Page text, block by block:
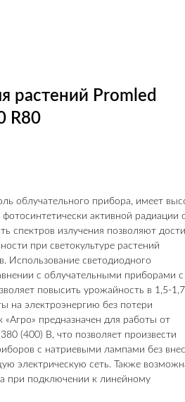
растений Promled
R80
облучательного прибора, имеет
активной радиации
спектров излучения позволяют
при светокультуре растений
Использование светодиодного
с облучательными приборами с
повысить урожайность в 1,5-1,7
на электроэнергию без потери
предназначен для работы от
(400) В, что позволяет произвести
с натриевыми лампами без
электрическую сеть. Также
при подключении к линейному